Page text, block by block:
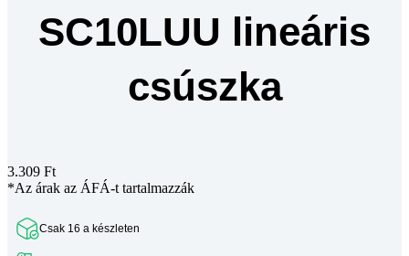
SC10LUU lineáris
csúszka
3.309 Ft
*Az árak az ÁFÁ-t tartalmazzák
Csak 16 a készleten